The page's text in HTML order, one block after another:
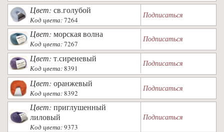
Цвет: св.голубой
Код цвета:7264
Подписаться
Цвет: морская волна
Код цвета:7267
Подписаться
Цвет: т.сиреневый
Код цвета:8391
Подписаться
Цвет: оранжевый
Код цвета:8392
Подписаться
Цвет: приглушенный
лиловый
Код цвета:9373
Подписаться